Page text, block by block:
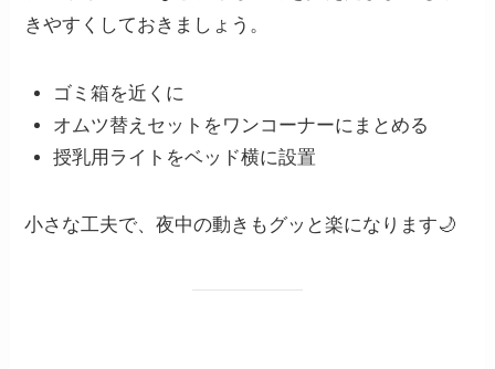
きやすくしておきましょう。
ゴミ箱を近くに
オムツ替えセットをワンコーナーにまとめる
授乳用ライトをベッド横に設置
小さな工夫で、夜中の動きもグッと楽になります🌙